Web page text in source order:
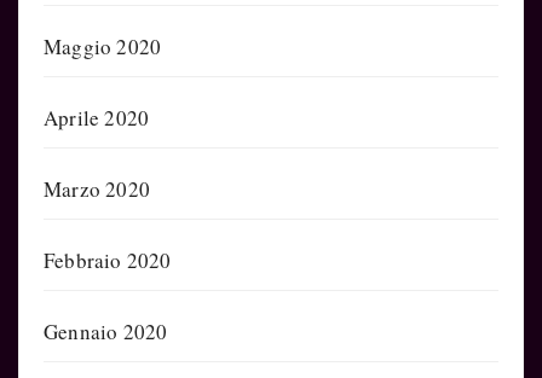
Maggio 2020
Aprile 2020
Marzo 2020
Febbraio 2020
Gennaio 2020